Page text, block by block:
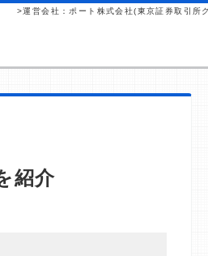
>運営会社：ポート株式会社(東京証券取引所
紹介